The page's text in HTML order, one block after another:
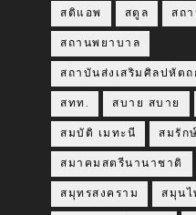
สติแอพ สตูล สถ
สถานพยาบาล
สถาบันส่งเสริมศิลปหัตถ
สทท. สบาย สบาย
สมบัติ เมทะนี สมรักษ์
สมาคมสตรีนานาชาติ
สมุทรสงคราม สมุนไ